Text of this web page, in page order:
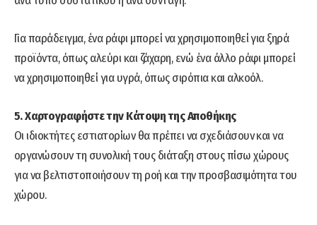
Για παράδειγμα, ένα ράφι μπορεί να χρησιμοποιηθεί για ξηρά
προϊόντα, όπως αλεύρι και ζάχαρη, ενώ ένα άλλο ράφι μπορεί
να χρησιμοποιηθεί για υγρά, όπως σιρόπια και αλκοόλ.
5. Χαρτογραφήστε την Κάτοψη της Αποθήκης
Οι ιδιοκτήτες εστιατορίων θα πρέπει να σχεδιάσουν και να
οργανώσουν τη συνολική τους διάταξη στους πίσω χώρους
για να βελτιστοποιήσουν τη ροή και την προσβασιμότητα του
χώρου.